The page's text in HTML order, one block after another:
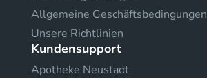
Allgemeine Geschäftsbedingungen
Unsere Richtlinien
Kundensupport
Apotheke Neustadt